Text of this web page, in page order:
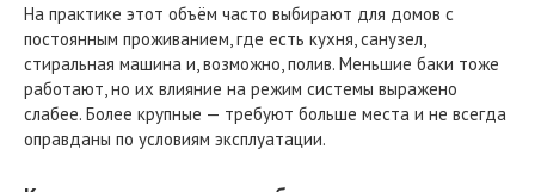
На практике этот объём часто выбирают для домов с
постоянным проживанием, где есть кухня, санузел,
стиральная машина и, возможно, полив. Меньшие баки тоже
работают, но их влияние на режим системы выражено
слабее. Более крупные — требуют больше места и не всегда
оправданы по условиям эксплуатации.